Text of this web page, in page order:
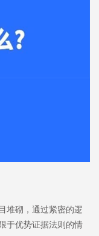
砌，通过紧密的逻
于优势证据法则的情